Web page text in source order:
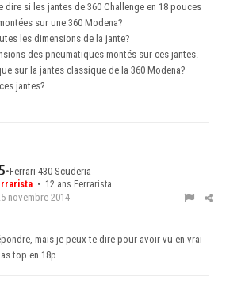
dire si les jantes de 360 Challenge en 18 pouces
sur une 360 Modena?
les dimensions de la jante?
des pneumatiques montés sur ces jantes.
sur la jantes classique de la 360 Modena?
jantes?
•Ferrari 430 Scuderia
• 12 ans Ferrarista
novembre 2014
mais je peux te dire pour avoir vu en vrai
top en 18p...